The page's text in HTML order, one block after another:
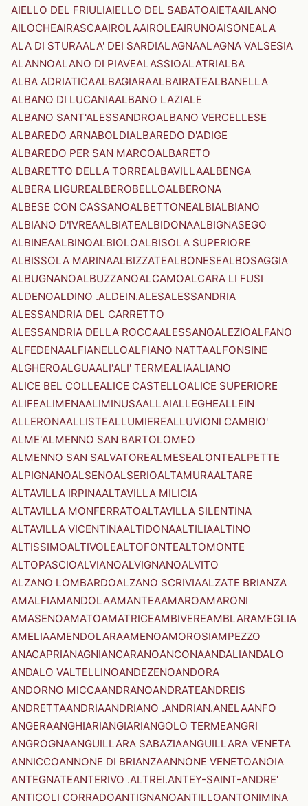
AIELLO DEL FRIULIAIELLO DEL SABATOAIETAAILANO
AILOCHEAIRASCAAIROLAAIROLEAIRUNOAISONEALA
ALA DI STURAALA' DEI SARDIALAGNAALAGNA VALSESIA
ALANNOALANO DI PIAVEALASSIOALATRIALBA
ALBA ADRIATICAALBAGIARAALBAIRATEALBANELLA
ALBANO DI LUCANIAALBANO LAZIALE
ALBANO SANT'ALESSANDROALBANO VERCELLESE
ALBAREDO ARNABOLDIALBAREDO D'ADIGE
ALBAREDO PER SAN MARCOALBARETO
ALBARETTO DELLA TORREALBAVILLAALBENGA
ALBERA LIGUREALBEROBELLOALBERONA
ALBESE CON CASSANOALBETTONEALBIALBIANO
ALBIANO D'IVREAALBIATEALBIDONAALBIGNASEGO
ALBINEAALBINOALBIOLOALBISOLA SUPERIORE
ALBISSOLA MARINAALBIZZATEALBONESEALBOSAGGIA
ALBUGNANOALBUZZANOALCAMOALCARA LI FUSI
ALDENOALDINO .ALDEIN.ALESALESSANDRIA
ALESSANDRIA DEL CARRETTO
ALESSANDRIA DELLA ROCCAALESSANOALEZIOALFANO
ALFEDENAALFIANELLOALFIANO NATTAALFONSINE
ALGHEROALGUAALI'ALI' TERMEALIAALIANO
ALICE BEL COLLEALICE CASTELLOALICE SUPERIORE
ALIFEALIMENAALIMINUSAALLAIALLEGHEALLEIN
ALLERONAALLISTEALLUMIEREALLUVIONI CAMBIO'
ALME'ALMENNO SAN BARTOLOMEO
ALMENNO SAN SALVATOREALMESEALONTEALPETTE
ALPIGNANOALSENOALSERIOALTAMURAALTARE
ALTAVILLA IRPINAALTAVILLA MILICIA
ALTAVILLA MONFERRATOALTAVILLA SILENTINA
ALTAVILLA VICENTINAALTIDONAALTILIAALTINO
ALTISSIMOALTIVOLEALTOFONTEALTOMONTE
ALTOPASCIOALVIANOALVIGNANOALVITO
ALZANO LOMBARDOALZANO SCRIVIAALZATE BRIANZA
AMALFIAMANDOLAAMANTEAAMAROAMARONI
AMASENOAMATOAMATRICEAMBIVEREAMBLARAMEGLIA
AMELIAAMENDOLARAAMENOAMOROSIAMPEZZO
ANACAPRIANAGNIANCARANOANCONAANDALIANDALO
ANDALO VALTELLINOANDEZENOANDORA
ANDORNO MICCAANDRANOANDRATEANDREIS
ANDRETTAANDRIAANDRIANO .ANDRIAN.ANELAANFO
ANGERAANGHIARIANGIARIANGOLO TERMEANGRI
ANGROGNAANGUILLARA SABAZIAANGUILLARA VENETA
ANNICCOANNONE DI BRIANZAANNONE VENETOANOIA
ANTEGNATEANTERIVO .ALTREI.ANTEY-SAINT-ANDRE'
ANTICOLI CORRADOANTIGNANOANTILLOANTONIMINA